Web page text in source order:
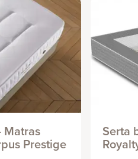
Matras
Prestige
Serta